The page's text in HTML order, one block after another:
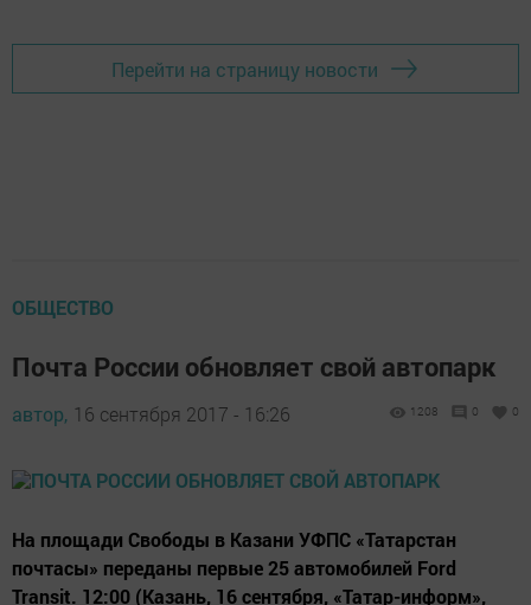
Перейти на страницу новости
ОБЩЕСТВО
Почта России обновляет свой автопарк
автор, 16 сентября 2017 - 16:26 1208 0 0
На площади Свободы в Казани УФПС «Татарстан
почтасы» переданы первые 25 автомобилей Ford
Transit. 12:00 (Казань, 16 сентября, «Татар-информ»,